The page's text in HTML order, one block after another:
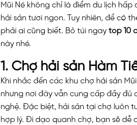
Mũi Né không chỉ là điểm du lịch
hải sản tươi ngon. Tuy nhiên, để có
phải ai cũng biết. Bỏ túi ngay top 10
này nhé.
1. Chợ hải sản Hàm
Khi nhắc đến các khu chợ hải sản
nhưng nơi đây vẫn cung cấp đầy đủ
nghệ. Đặc biệt, hải sản tại chợ luôn
hợp lý. Đi dạo quanh chợ, bạn sẽ